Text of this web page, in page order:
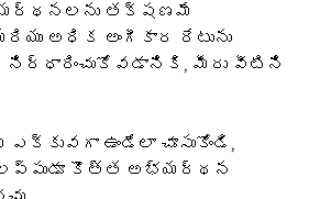
తక్షణమే
అధిక అంగీకార రేటును
మీరు వీటిని
ఉండేలా చూసుకోండి,
కొత్త అభ్యర్థన